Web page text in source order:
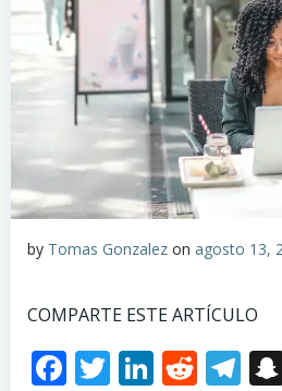
by Tomas Gonzalez on agosto 13,
COMPARTE ESTE ARTÍCULO
Facebook
Twitter